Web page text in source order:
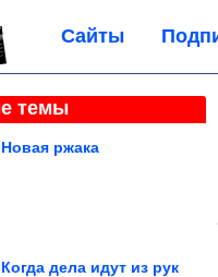
Сайты
темы
Новая ржака
Когда дела идут из рук